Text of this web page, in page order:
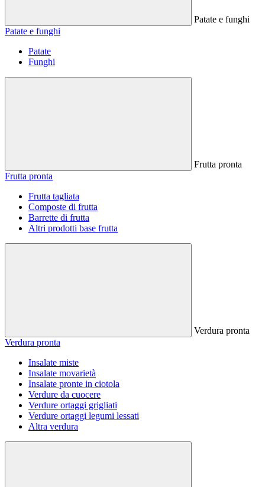
Patate e funghi
Patate e funghi
Patate
Funghi
Frutta pronta
Frutta pronta
Frutta tagliata
Composte di frutta
Barrette di frutta
Altri prodotti base frutta
Verdura pronta
Verdura pronta
Insalate miste
Insalate movarietà
Insalate pronte in ciotola
Verdure da cuocere
Verdure ortaggi grigliati
Verdure ortaggi legumi lessati
Altra verdura